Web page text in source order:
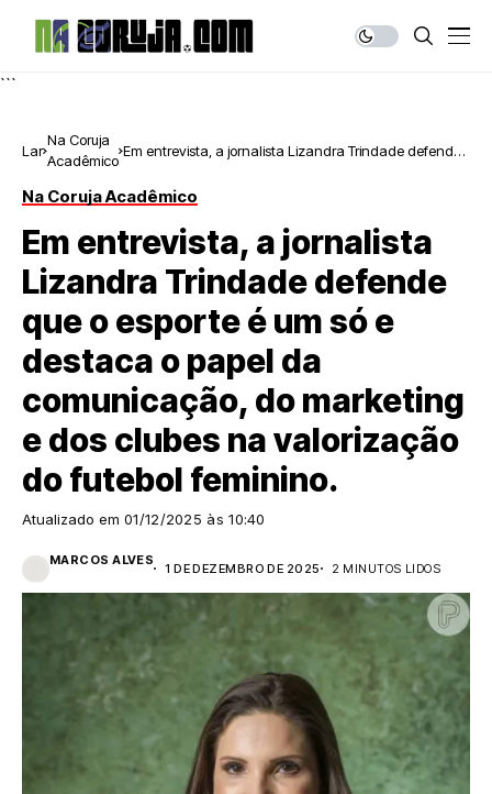
```
Lar
Na Coruja
Acadêmico
Em entrevista, a jornalista Lizandra Trindade defende
comunicação, do marketing e dos clubes na
Na Coruja Acadêmico
Em entrevista, a jornalista
Lizandra Trindade defende
que o esporte é um só e
destaca o papel da
comunicação, do marketing
e dos clubes na valorização
do futebol feminino.
Atualizado em 01/12/2025 às 10:40
MARCOS ALVES
1 DE DEZEMBRO DE 2025 2 MINUTOS LIDOS